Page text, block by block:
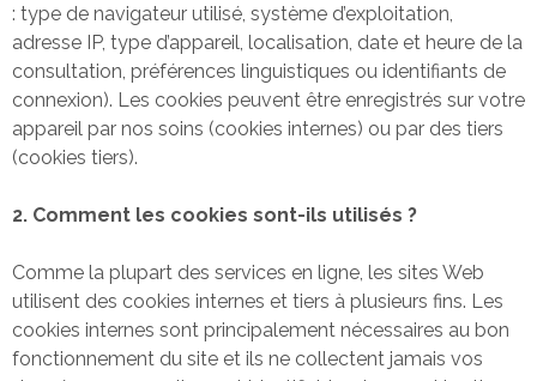
: type de navigateur utilisé, système d’exploitation,
adresse IP, type d’appareil, localisation, date et heure de la
consultation, préférences linguistiques ou identifiants de
connexion). Les cookies peuvent être enregistrés sur votre
appareil par nos soins (cookies internes) ou par des tiers
(cookies tiers).
2. Comment les cookies sont-ils utilisés ?
Comme la plupart des services en ligne, les sites Web
utilisent des cookies internes et tiers à plusieurs fins. Les
cookies internes sont principalement nécessaires au bon
fonctionnement du site et ils ne collectent jamais vos